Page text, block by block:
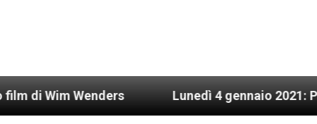
Wenders Lunedì 4 gennaio 2021: Possesso